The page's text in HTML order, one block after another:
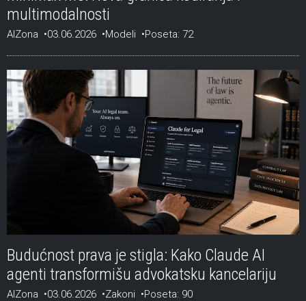
multimodalnosti
AIZona 03.06.2026 Modeli Poseta: 72
Budućnost prava je stigla: Kako Claude AI
agenti transformišu advokatsku kancelariju
AIZona 03.06.2026 Zakoni Poseta: 90